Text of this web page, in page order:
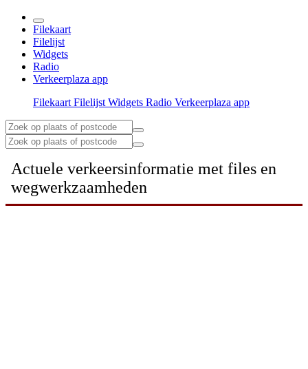
Filekaart
Filelijst
Widgets
Radio
Verkeerplaza app
Filekaart Filelijst Widgets Radio Verkeerplaza app
Actuele verkeersinformatie met files en
wegwerkzaamheden